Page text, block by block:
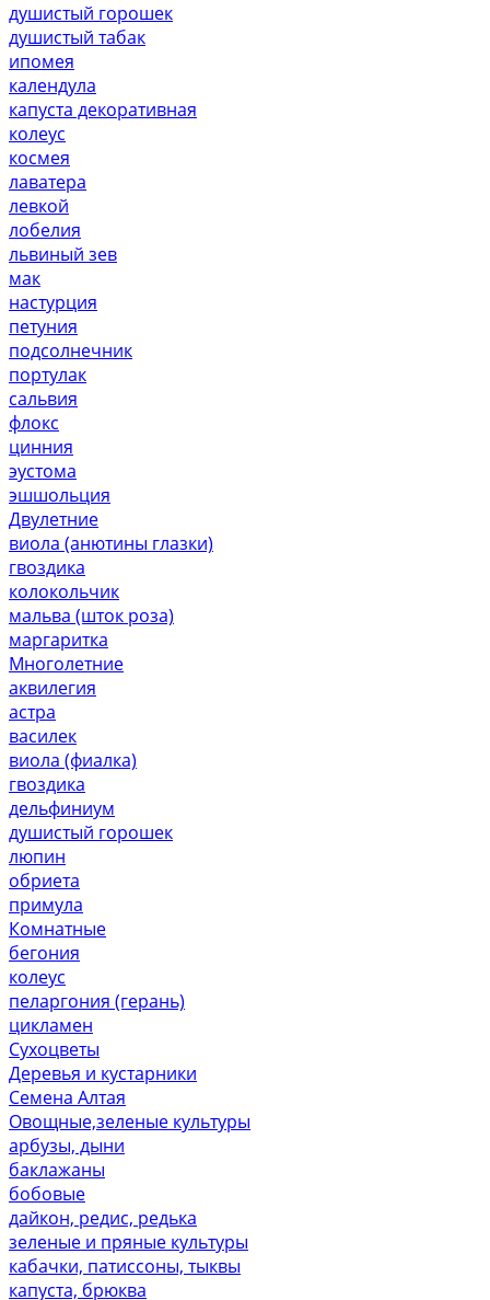
душистый горошек
душистый табак
ипомея
календула
капуста декоративная
колеус
космея
лаватера
левкой
лобелия
львиный зев
мак
настурция
петуния
подсолнечник
портулак
сальвия
флокс
цинния
эустома
эшшольция
Двулетние
виола (анютины глазки)
гвоздика
колокольчик
мальва (шток роза)
маргаритка
Многолетние
аквилегия
астра
василек
виола (фиалка)
гвоздика
дельфиниум
душистый горошек
люпин
обриета
примула
Комнатные
бегония
колеус
пеларгония (герань)
цикламен
Сухоцветы
Деревья и кустарники
Семена Алтая
Овощные,зеленые культуры
арбузы, дыни
баклажаны
бобовые
дайкон, редис, редька
зеленые и пряные культуры
кабачки, патиссоны, тыквы
капуста, брюква